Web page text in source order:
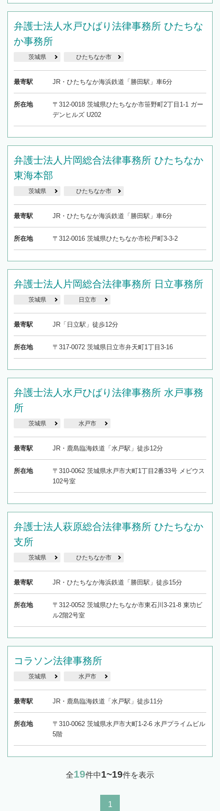
弁護士法人水戸ひばり法律事務所 ひたちな
か事務所
茨城県 ひたちなか市
最寄駅 JR・ひたちなか海浜鉄道「勝田駅」車6分
所在地
〒312-0018 茨城県ひたちなか市笹野町2丁目1-1 ガー
デンヒルズ U202
弁護士法人片岡総合法律事務所 ひたちなか
東海本部
茨城県 ひたちなか市
最寄駅 JR・ひたちなか海浜鉄道「勝田駅」車6分
所在地 〒312-0016 茨城県ひたちなか市松戸町3-3-2
弁護士法人片岡総合法律事務所 日立事務所
茨城県 日立市
最寄駅 JR「日立駅」徒歩12分
所在地 〒317-0072 茨城県日立市弁天町1丁目3-16
弁護士法人水戸ひばり法律事務所 水戸事務
所
茨城県 水戸市
最寄駅 JR・鹿島臨海鉄道「水戸駅」徒歩12分
所在地
〒310-0062 茨城県水戸市大町1丁目2番33号 メビウス
102号室
弁護士法人萩原総合法律事務所 ひたちなか
支所
茨城県 ひたちなか市
最寄駅 JR・ひたちなか海浜鉄道「勝田駅」徒歩15分
所在地
〒312-0052 茨城県ひたちなか市東石川3-21-8 東功ビ
ル2階2号室
コラソン法律事務所
茨城県 水戸市
最寄駅 JR・鹿島臨海鉄道「水戸駅」徒歩11分
所在地
〒310-0062 茨城県水戸市大町1-2-6 水戸プライムビル
5階
全19件中1~19件を表示
1